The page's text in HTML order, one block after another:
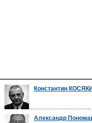
Константин
Александр